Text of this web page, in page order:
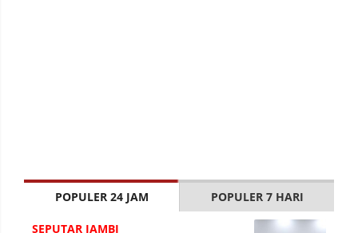
POPULER 24 JAM POPULER 7 HARI
SEPUTAR JAMBI